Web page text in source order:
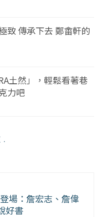
致 傳承下去 鄭畬軒的
土然」，輕鬆看著巷
力吧
﹒
場：詹宏志、詹偉
好書